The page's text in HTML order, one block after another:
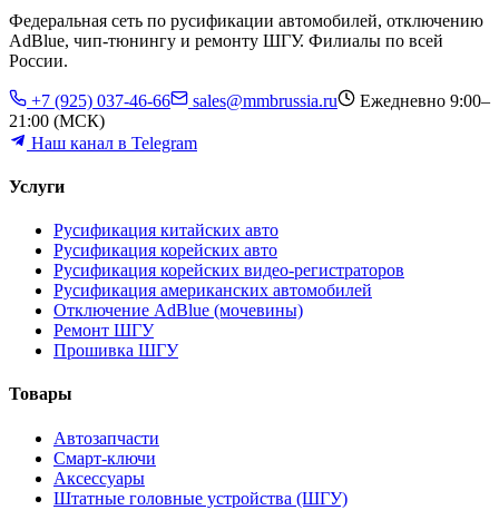
Федеральная сеть по русификации автомобилей, отключению
AdBlue, чип-тюнингу и ремонту ШГУ. Филиалы по всей
России.
+7 (925) 037-46-66 sales@mmbrussia.ru
Ежедневно 9:00–
21:00 (МСК)
Наш канал в Telegram
Услуги
Русификация китайских авто
Русификация корейских авто
Русификация корейских видео-регистраторов
Русификация американских автомобилей
Отключение AdBlue (мочевины)
Ремонт ШГУ
Прошивка ШГУ
Товары
Автозапчасти
Смарт-ключи
Аксессуары
Штатные головные устройства (ШГУ)